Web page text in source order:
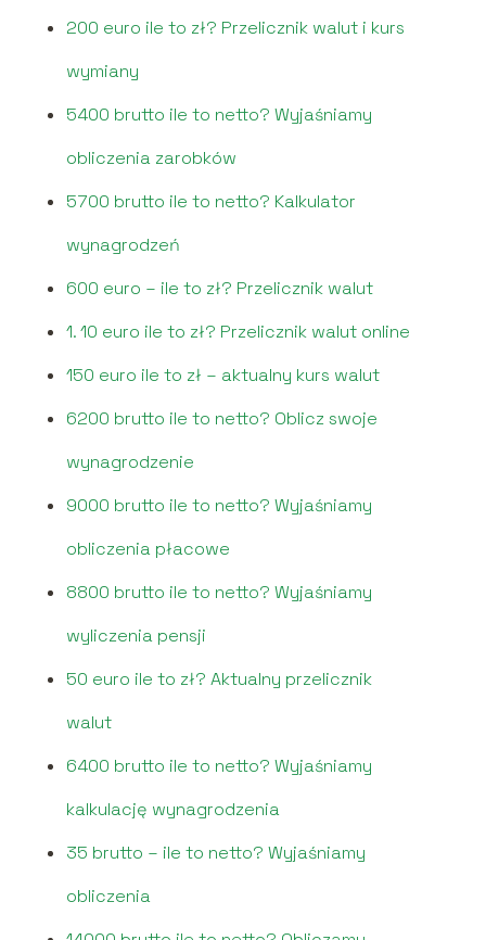
200 euro ile to zł? Przelicznik walut i kurs
wymiany
5400 brutto ile to netto? Wyjaśniamy
obliczenia zarobków
5700 brutto ile to netto? Kalkulator
wynagrodzeń
600 euro – ile to zł? Przelicznik walut
1. 10 euro ile to zł? Przelicznik walut online
150 euro ile to zł – aktualny kurs walut
6200 brutto ile to netto? Oblicz swoje
wynagrodzenie
9000 brutto ile to netto? Wyjaśniamy
obliczenia płacowe
8800 brutto ile to netto? Wyjaśniamy
wyliczenia pensji
50 euro ile to zł? Aktualny przelicznik
walut
6400 brutto ile to netto? Wyjaśniamy
kalkulację wynagrodzenia
35 brutto – ile to netto? Wyjaśniamy
obliczenia